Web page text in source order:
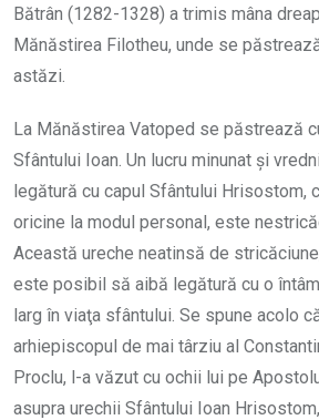
Bătrân (1282-1328) a trimis mâna
Mănăstirea Filotheu, unde se
astăzi.
La Mănăstirea Vatoped se păstrează
Sfântului Ioan. Un lucru minunat şi
legătură cu capul Sfântului Hrisostom,
oricine la modul personal, este
Această ureche neatinsă de
este posibil să aibă legătură cu o
larg în viaţa sfântului. Se spune acolo
arhiepiscopul de mai târziu al
Proclu, l-a văzut cu ochii lui pe
asupra urechii Sfântului Ioan